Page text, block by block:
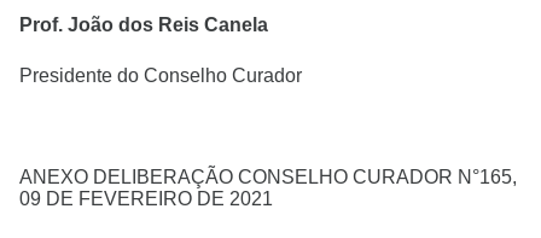
Prof. João dos Reis Canela
Presidente do Conselho Curador
ANEXO DELIBERAÇÃO CONSELHO CURADOR N°165,
09 DE FEVEREIRO DE 2021